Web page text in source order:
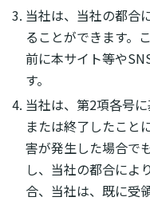
当社は、当社の都合
ることができます。
前に本サイト等や
す。
当社は、第2項各号
または終了したこと
害が発生した場合で
し、当社の都合によ
合、当社は、既に受